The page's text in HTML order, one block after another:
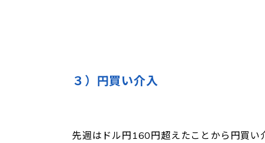
３）円買い介入
先週はドル円160円超えたことから円買